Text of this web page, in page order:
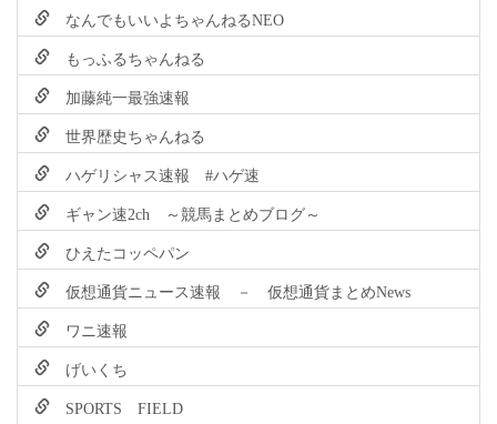
なんでもいいよちゃんねるNEO
もっふるちゃんねる
加藤純一最強速報
世界歴史ちゃんねる
ハゲリシャス速報 #ハゲ速
ギャン速2ch ～競馬まとめブログ～
ひえたコッペパン
仮想通貨ニュース速報 － 仮想通貨まとめNews
ワニ速報
げいくち
SPORTS FIELD